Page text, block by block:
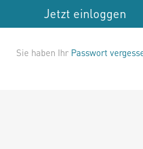
Jetzt einloggen
Sie haben Ihr Passwort